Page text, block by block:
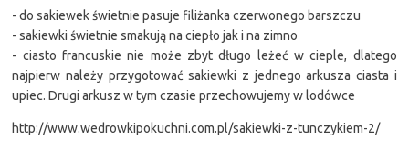
- do sakiewek świetnie pasuje filiżanka czerwonego barszczu
- sakiewki świetnie smakują na ciepło jak i na zimno
- ciasto francuskie nie może zbyt długo leżeć w cieple, dlatego
najpierw należy przygotować sakiewki z jednego arkusza ciasta i
upiec. Drugi arkusz w tym czasie przechowujemy w lodówce
http://www.wedrowkipokuchni.com.pl/sakiewki-z-tunczykiem-2/